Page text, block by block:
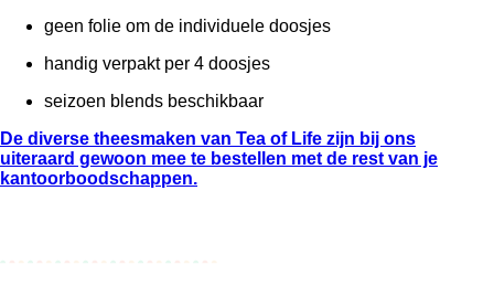
geen folie om de individuele doosjes
handig verpakt per 4 doosjes
seizoen blends beschikbaar
De diverse theesmaken van Tea of Life zijn bij ons
uiteraard gewoon mee te bestellen met de rest van je
kantoorboodschappen.